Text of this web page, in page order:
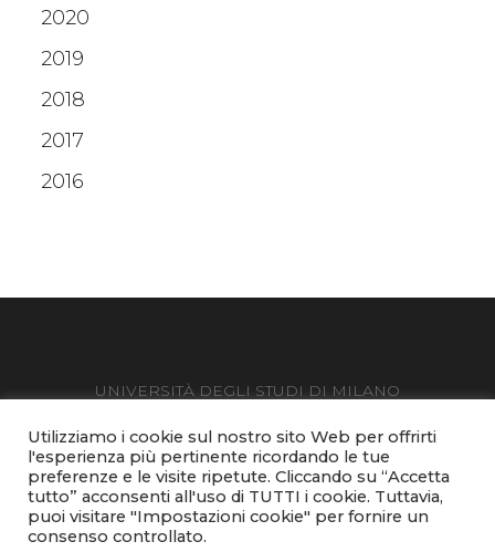
2020
2019
2018
2017
2016
UNIVERSITÀ DEGLI STUDI DI MILANO
Posta Elettronica Certificata
C.F. 80012650158 - P.I. 03064870151
Accessibilità-Privacy & cookies-Note legali
Orti Botanici della Statale © Copyright 2020
Utilizziamo i cookie sul nostro sito Web per offrirti
l'esperienza più pertinente ricordando le tue
preferenze e le visite ripetute. Cliccando su “Accetta
tutto” acconsenti all'uso di TUTTI i cookie. Tuttavia,
puoi visitare "Impostazioni cookie" per fornire un
consenso controllato.